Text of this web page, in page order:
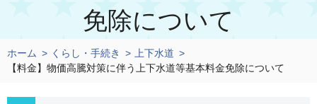
免除について
ホーム くらし・手続き
上下水道
【料金】物価高騰対策に伴う上下水道等基本料金免除について